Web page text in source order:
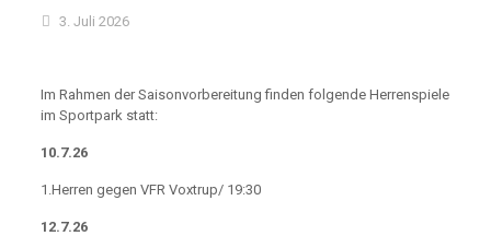
3. Juli 2026
Im Rahmen der Saisonvorbereitung finden folgende Herrenspiele
im Sportpark statt:
10.7.26
1.Herren gegen VFR Voxtrup/ 19:30
12.7.26